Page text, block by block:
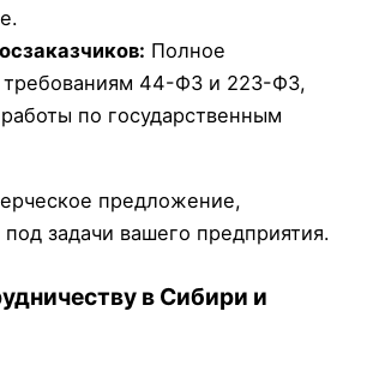
Полное
требованиям 44-ФЗ и 223-ФЗ,
по государственным
предложение,
задачи вашего предприятия.
в Сибири и